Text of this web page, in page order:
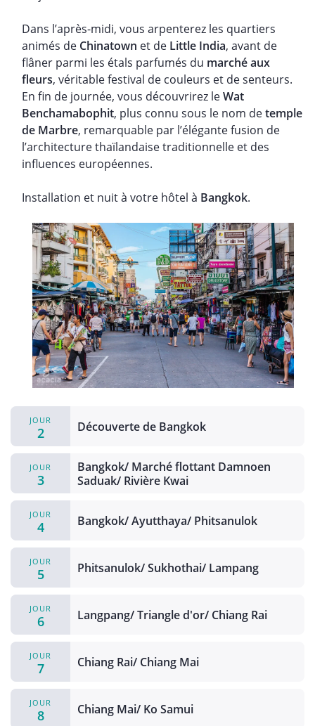
Dans l’après-midi, vous arpenterez les quartiers
animés de Chinatown et de Little India, avant de
flâner parmi les étals parfumés du marché aux
fleurs, véritable festival de couleurs et de senteurs.
En fin de journée, vous découvrirez leWat
Benchamabophit, plus connu sous le nom detemple
de Marbre, remarquable par l’élégante fusion de
l’architecture thaïlandaise traditionnelle et des
influences européennes.
Installation et nuit à votre hôtel à Bangkok.
JOUR
2 Découverte de Bangkok
JOUR
3
Bangkok/ Marché flottant Damnoen
Saduak/ Rivière Kwai
JOUR
4 Bangkok/ Ayutthaya/ Phitsanulok
JOUR
5 Phitsanulok/ Sukhothai/ Lampang
JOUR
6 Langpang/ Triangle d'or/ Chiang Rai
JOUR
7 Chiang Rai/ Chiang Mai
JOUR
8 Chiang Mai/ Ko Samui